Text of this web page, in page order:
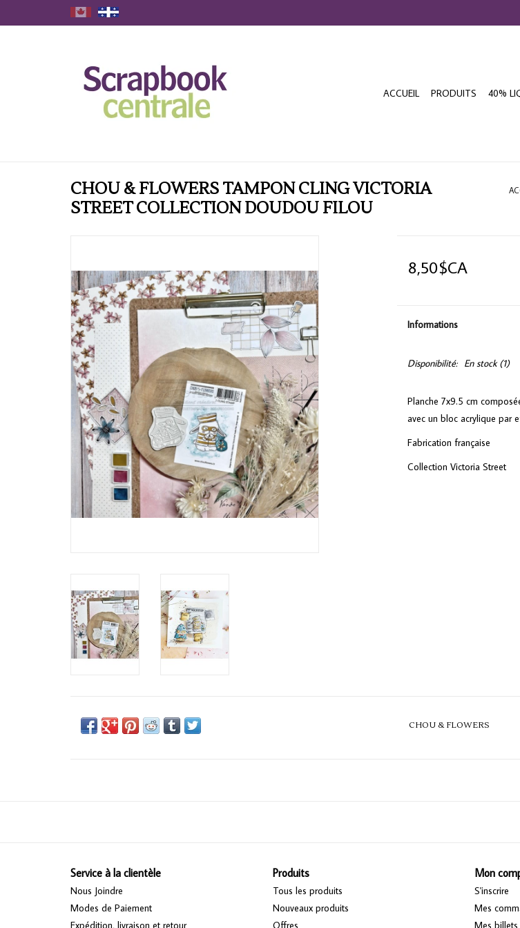
ACCUEIL PRODUITS 40%
CHOU & FLOWERS TAMPON CLING VICTORIA
STREET COLLECTION DOUDOU FILOU
8,50$CA
Informations
Disponibilité: En stock(1)
Planche 7x9.5 cm
avec un bloc acrylique par
Fabrication française
Collection Victoria Street
CHOU & FLOWERS
Service à la clientèle
Nous Joindre
Modes de Paiement
Expédition, livraison et retour
Produits
Tous les produits
Nouveaux produits
Offres
Mon
S'inscrire
Mes
Mes billets